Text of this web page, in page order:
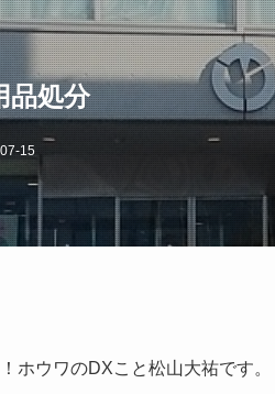
処分
15
ホウワのDXこと松山大祐です。